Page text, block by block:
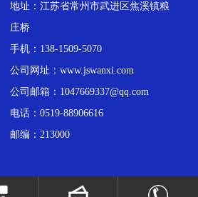
地址：江苏省常州市武进区焦溪镇粮
庄桥
手机：138-1509-5070
公司网址：www.jswanxi.com
公司邮箱：1047669337@qq.com
电话：0519-88906616
邮编：213000